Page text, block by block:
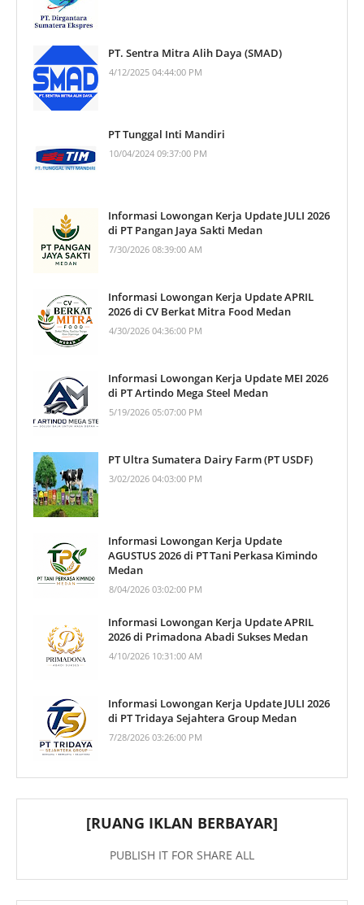
PT. Sentra Mitra Alih Daya (SMAD)
4/12/2025 04:44:00 PM
PT Tunggal Inti Mandiri
10/04/2024 09:37:00 PM
Informasi Lowongan Kerja Update JULI 2026
di PT Pangan Jaya Sakti Medan
7/30/2026 08:39:00 AM
Informasi Lowongan Kerja Update APRIL
2026 di CV Berkat Mitra Food Medan
4/30/2026 04:36:00 PM
Informasi Lowongan Kerja Update MEI 2026
di PT Artindo Mega Steel Medan
5/19/2026 05:07:00 PM
PT Ultra Sumatera Dairy Farm (PT USDF)
3/02/2026 04:03:00 PM
Informasi Lowongan Kerja Update
AGUSTUS 2026 di PT Tani Perkasa Kimindo
Medan
8/04/2026 03:02:00 PM
Informasi Lowongan Kerja Update APRIL
2026 di Primadona Abadi Sukses Medan
4/10/2026 10:31:00 AM
Informasi Lowongan Kerja Update JULI 2026
di PT Tridaya Sejahtera Group Medan
7/28/2026 03:26:00 PM
[RUANG IKLAN BERBAYAR]
PUBLISH IT FOR SHARE ALL